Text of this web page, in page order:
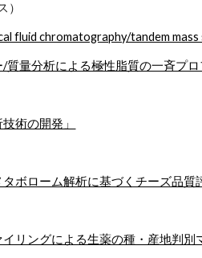
）
fluid chromatography/tandem
量分析による極性脂質の一斉プロ
術の開発」
ボローム解析に基づくチーズ品質
リングによる生薬の種・産地判別